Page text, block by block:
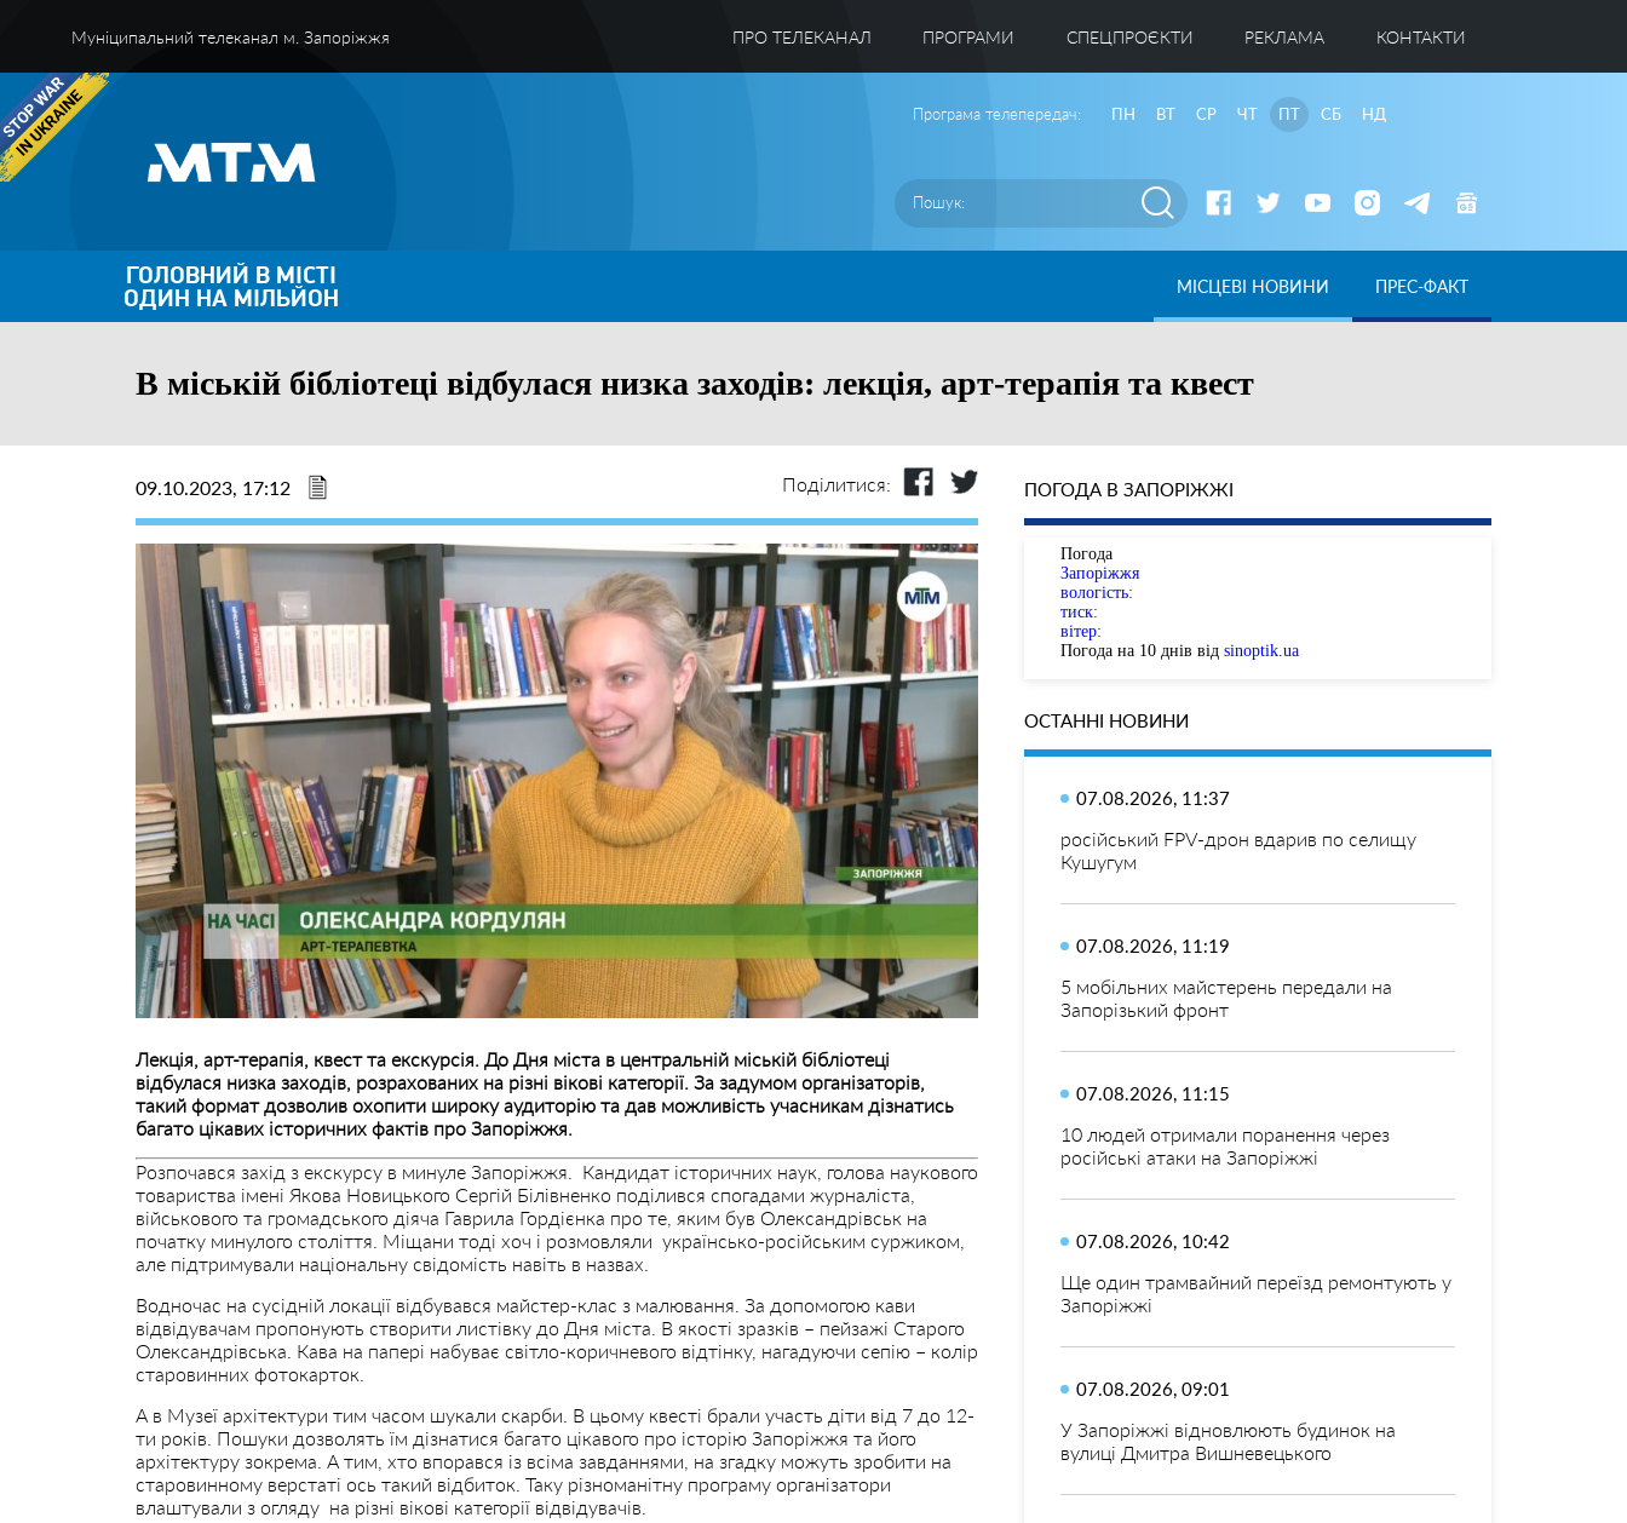
Муніципальний телеканал м. Запоріжжя ПРО ТЕЛЕКАНАЛ ПРОГРАМИ CПЕЦПРОЄКТИ РЕКЛАМА КОНТАКТИ
Програма телепередач: ПН ВТ СР ЧТ ПТ СБ НД
ГОЛОВНИЙ В МІСТІ
ОДИН НА МІЛЬЙОН МІСЦЕВІ НОВИНИ ПРЕС-ФАКТ
В міській бібліотеці відбулася низка заходів: лекція, арт-терапія та квест
09.10.2023, 17:12 Поділитися:
Лекція, арт-терапія, квест та екскурсія. До Дня міста в центральній міській бібліотеці
відбулася низка заходів, розрахованих на різні вікові категорії. За задумом організаторів,
такий формат дозволив охопити широку аудиторію та дав можливість учасникам дізнатись
багато цікавих історичних фактів про Запоріжжя.
Розпочався захід з екскурсу в минуле Запоріжжя. Кандидат історичних наук, голова наукового
товариства імені Якова Новицького Сергій Білівненко поділився спогадами журналіста,
військового та громадського діяча Гаврила Гордієнка про те, яким був Олександрівськ на
початку минулого століття. Міщани тоді хоч і розмовляли українсько-російським суржиком,
але підтримували національну свідомість навіть в назвах.
Водночас на сусідній локації відбувався майстер-клас з малювання. За допомогою кави
відвідувачам пропонують створити листівку до Дня міста. В якості зразків – пейзажі Старого
Олександрівська. Кава на папері набуває світло-коричневого відтінку, нагадуючи сепію – колір
старовинних фотокарток.
А в Музеї архітектури тим часом шукали скарби. В цьому квесті брали участь діти від 7 до 12-
ти років. Пошуки дозволять їм дізнатися багато цікавого про історію Запоріжжя та його
архітектуру зокрема. А тим, хто впорався із всіма завданнями, на згадку можуть зробити на
старовинному верстаті ось такий відбиток. Таку різноманітну програму організатори
влаштували з огляду на різні вікові категорії відвідувачів.
ПОГОДА В ЗАПОРІЖЖІ
Погода
Запоріжжя
вологість:
тиск:
вітер:
Погода на 10 днів від sinoptik.ua
ОСТАННІ НОВИНИ
07.08.2026, 11:37
російський FPV-дрон вдарив по селищу
Кушугум
07.08.2026, 11:19
5 мобільних майстерень передали на
Запорізький фронт
07.08.2026, 11:15
10 людей отримали поранення через
російські атаки на Запоріжжі
07.08.2026, 10:42
Ще один трамвайний переїзд ремонтують у
Запоріжжі
07.08.2026, 09:01
У Запоріжжі відновлюють будинок на
вулиці Дмитра Вишневецького